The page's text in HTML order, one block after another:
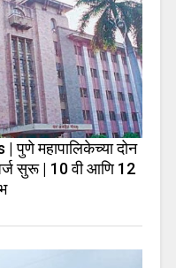
महापालिकेच्या दोन
सुरू | 10 वी आणि 12